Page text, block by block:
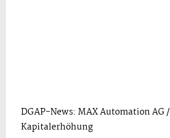
DGAP-News: MAX Automation AG
Kapitalerhöhung